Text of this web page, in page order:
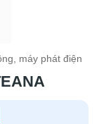
máy phát điện